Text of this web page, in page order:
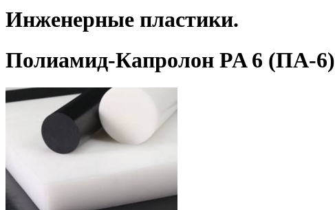
Инженерные пластики.
Полиамид-Капролон PA 6 (ПА-6)